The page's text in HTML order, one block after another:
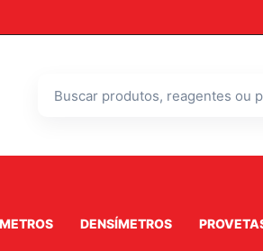
DENSÍMETROS